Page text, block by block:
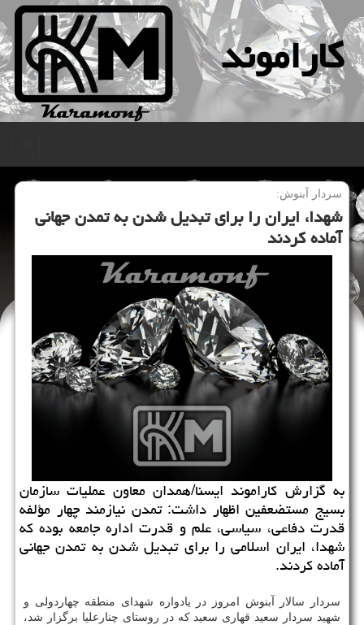
كاراموند
سردار آبنوش:
شهدا، ایران را برای تبدیل شدن به تمدن جهانی
آماده كردند
به گزارش كاراموند ایسنا/همدان معاون عملیات سازمان
بسیج مستضعفین اظهار داشت: تمدن نیازمند چهار مؤلفه
قدرت دفاعی، سیاسی، علم و قدرت اداره جامعه بوده كه
شهدا، ایران اسلامی را برای تبدیل شدن به تمدن جهانی
آماده كردند.
سردار سالار آبنوش امروز در یادواره شهدای منطقه چهاردولی و
شهید سردار سعید قهاری سعید كه در روستای چنارعلیا برگزار شد،